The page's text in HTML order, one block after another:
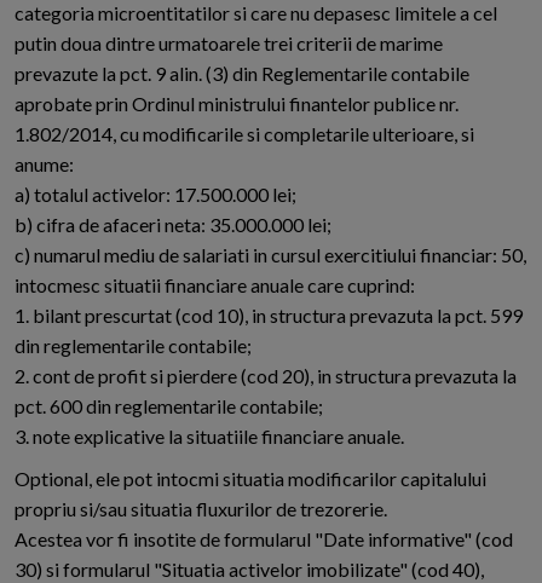
categoria microentitatilor si care nu depasesc limitele a cel
putin doua dintre urmatoarele trei criterii de marime
prevazute la pct. 9 alin. (3) din Reglementarile contabile
aprobate prin Ordinul ministrului finantelor publice nr.
1.802/2014, cu modificarile si completarile ulterioare, si
anume:
a) totalul activelor: 17.500.000 lei;
b) cifra de afaceri neta: 35.000.000 lei;
c) numarul mediu de salariati in cursul exercitiului financiar: 50,
intocmesc situatii financiare anuale care cuprind:
1. bilant prescurtat (cod 10), in structura prevazuta la pct. 599
din reglementarile contabile;
2. cont de profit si pierdere (cod 20), in structura prevazuta la
pct. 600 din reglementarile contabile;
3. note explicative la situatiile financiare anuale.
Optional, ele pot intocmi situatia modificarilor capitalului
propriu si/sau situatia fluxurilor de trezorerie.
Acestea vor fi insotite de formularul "Date informative" (cod
30) si formularul "Situatia activelor imobilizate" (cod 40),